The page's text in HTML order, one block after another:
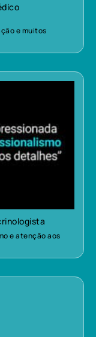
e muitos
e atenção aos